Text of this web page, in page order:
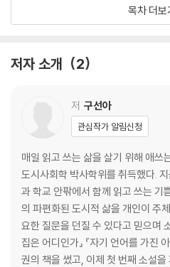
서울이란 도시의 모든 책, 서울책방
Chapter 02, 그림 그리고, 글도 쓰고
세상에 없는 서점을 꿈꾸며, 아크앤북
출판하는 책방, 이후북스
트렌디 한 그곳, 인덱스
그림 그리는 마을책방, 지구불시착
서울과 뉴욕을 잇는, 커넥티트 북숍
독립출판물의 동아리방, 헬로인디북스
목차 더보
저자 소개 2
저 구선아
관심작가 알림신청
매일 읽고 쓰는 삶을 살기 위해 애쓰
도시사회학 박사학위를 취득했다.
과 학교 안팎에서 함께 읽고 쓰는 기
의 파편화된 도시적 삶을 개인이 주
요한 질문을 던질 수 있다고 믿으며
집은 어디인가』 『자기 언어를 가진
권의 책을 썼고, 이제 첫 번째 소설을